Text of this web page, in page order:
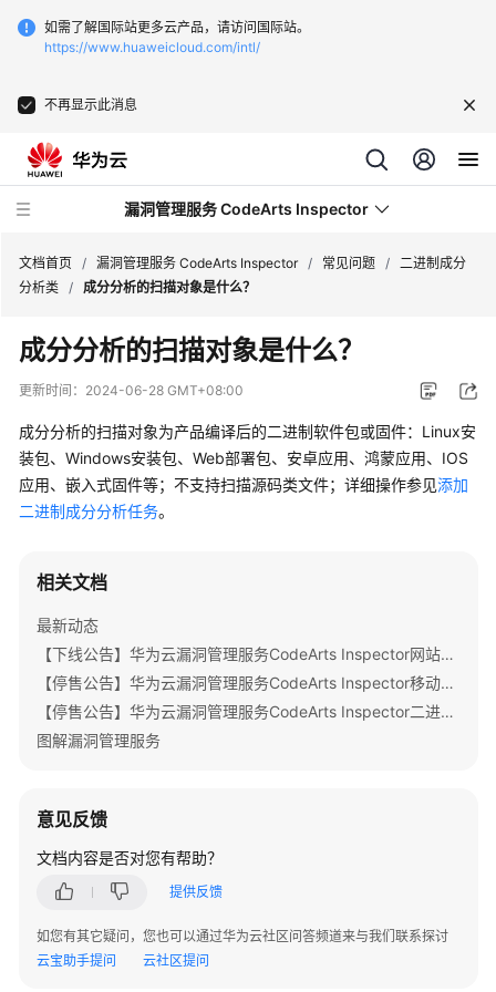
如需了解国际站更多云产品，请访问国际站。
https://www.huaweicloud.com/intl/
不再显示此消息
漏洞管理服务 CodeArts Inspector
最
新
动
服
务
公
产
介
绍
计
费
说
快
速
用
文档首页 / 漏洞管理服务 CodeArts Inspector / 常见问题 / 二进制成分
分析类 / 成分分析的扫描对象是什么？
成分分析的扫描对象是什么？
更新时间： 2024-06-28 GMT+08:00
成分分析的扫描对象为产品编译后的二进制软件包或固件：Linux安
装包、Windows安装包、Web部署包、安卓应用、鸿蒙应用、IOS
应用、嵌入式固件等；不支持扫描源码类文件；详细操作参见添加
二进制成分分析任务。
相关文档
最新动态
【下线公告】华为云漏洞管理服务CodeArts Inspector网站扫描部分特性下线公告
【停售公告】华为云漏洞管理服务CodeArts Inspector移动应用安全特性停售公告
【停售公告】华为云漏洞管理服务CodeArts Inspector二进制成分分析特性停售公告
图解漏洞管理服务
意见反馈
文档内容是否对您有帮助？
提供反馈
如您有其它疑问，您也可以通过华为云社区问答频道来与我们联系探讨
云宝助手提问
云社区提问